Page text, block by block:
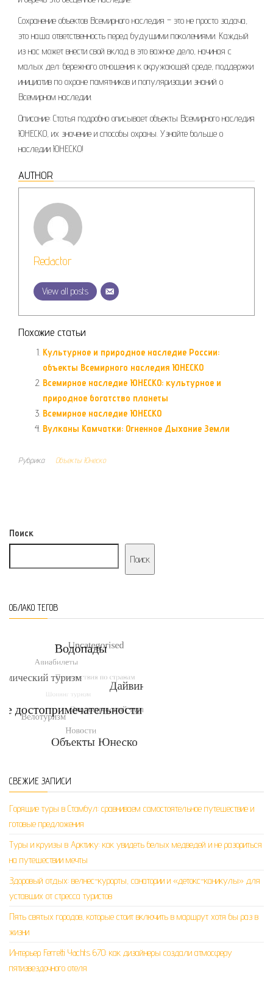
Сохранение объектов Всемирного наследия – это не просто задача,
это наша ответственность перед будущими поколениями. Каждый
из нас может внести свой вклад в это важное дело, начиная с
малых дел: бережного отношения к окружающей среде, поддержки
инициатив по охране памятников и популяризации знаний о
Всемирном наследии.
Описание: Статья подробно описывает объекты Всемирного наследия
ЮНЕСКО, их значение и способы охраны. Узнайте больше о
наследии ЮНЕСКО!
AUTHOR
Redactor
View all posts
Похожие статьи
Культурное и природное наследие России:
объекты Всемирного наследия ЮНЕСКО
Всемирное наследие ЮНЕСКО: культурное и
природное богатство планеты
Всемирное наследие ЮНЕСКО
Вулканы Камчатки: Огненное Дыхание Земли
Рубрика Объекты Юнеско
Поиск
Поиск
ОБЛАКО ТЕГОВ
СВЕЖИЕ ЗАПИСИ
Горящие туры в Стамбул: сравниваем самостоятельное путешествие и
готовые предложения
Туры и круизы в Арктику: как увидеть белых медведей и не разориться
на путешествии мечты
Здоровый отдых: велнес-курорты, санатории и «детокс-каникулы» для
уставших от стресса туристов
Пять святых городов, которые стоит включить в маршрут хотя бы раз в
жизни
Интерьер Ferretti Yachts 670: как дизайнеры создали атмосферу
пятизвездочного отеля